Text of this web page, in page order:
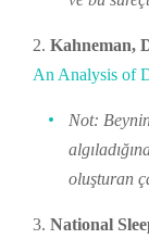
Kahneman,
An Analysis of
Not:
oluşturan
National